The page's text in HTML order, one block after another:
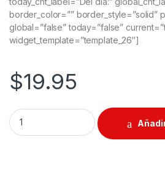
border_color=”” border_style=”solid”
global=”false” today=”false”
widget_template=”template_26″]
$19.95
Llave De Anillo Doble Tipo U 5pcs